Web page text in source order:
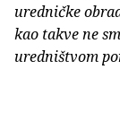
uredničke
kao takve ne
uredništvom